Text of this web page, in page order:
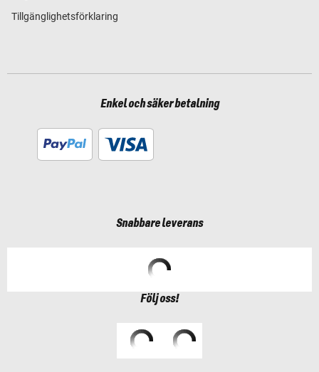
Tillgänglighetsförklaring
Enkel och säker betalning
Snabbare leverans
Följ oss!